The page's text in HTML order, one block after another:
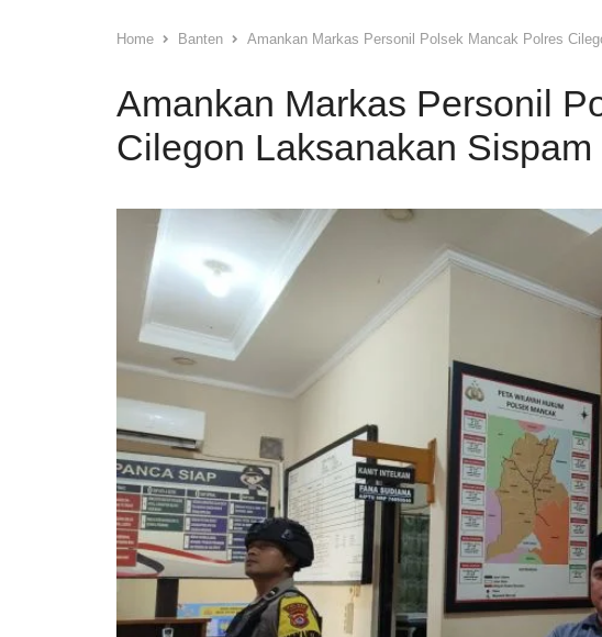
Home Banten Amankan Markas Personil Polsek Mancak Polres
Amankan Markas Personil
Cilegon Laksanakan Sispam